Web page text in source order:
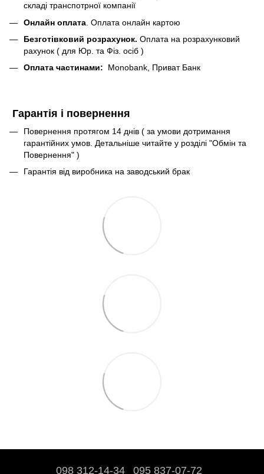
складі транспотрної компанії
Онлайн оплата . Оплата онлайн картою
Безготівковий розрахунок. Оплата на розрахунковий
рахунок ( для Юр. та Фіз. осіб )
Оплата частинами: Monobank, Приват Банк
Гарантія і повернення
Повернення протягом 14 днів ( за умови дотримання
гарантійних умов. Детальніше читайте у розділі "Обмін та
Повернення" )
Гарантія від виробника на заводський брак
098 312-14-34 095 837-07-72